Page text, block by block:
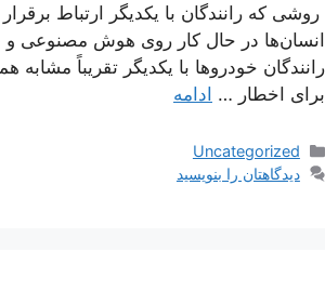
روشی که رانندگان با یکدیگر ارتباط
انسان‌ها در حال کار روی هوش مصنوعی و
برای اخطار … ادامه
دسته‌ها
Uncategorized
دیدگاهتان را بنویسید